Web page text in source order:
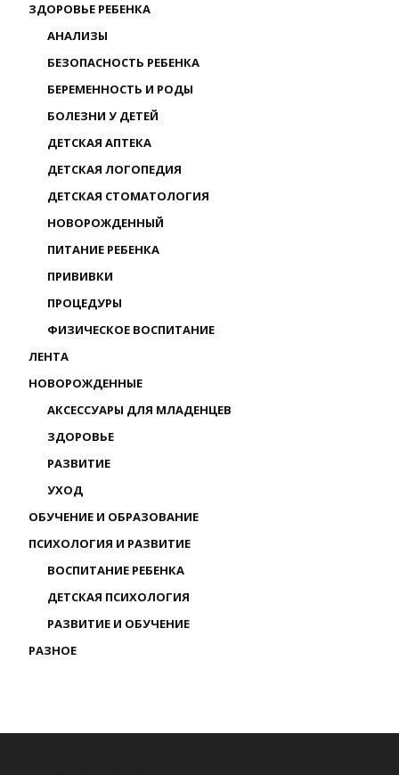
ЗДОРОВЬЕ РЕБЕНКА
АНАЛИЗЫ
БЕЗОПАСНОСТЬ РЕБЕНКА
БЕРЕМЕННОСТЬ И РОДЫ
БОЛЕЗНИ У ДЕТЕЙ
ДЕТСКАЯ АПТЕКА
ДЕТСКАЯ ЛОГОПЕДИЯ
ДЕТСКАЯ СТОМАТОЛОГИЯ
НОВОРОЖДЕННЫЙ
ПИТАНИЕ РЕБЕНКА
ПРИВИВКИ
ПРОЦЕДУРЫ
ФИЗИЧЕСКОЕ ВОСПИТАНИЕ
ЛЕНТА
НОВОРОЖДЕННЫЕ
АКСЕССУАРЫ ДЛЯ МЛАДЕНЦЕВ
ЗДОРОВЬЕ
РАЗВИТИЕ
УХОД
ОБУЧЕНИЕ И ОБРАЗОВАНИЕ
ПСИХОЛОГИЯ И РАЗВИТИЕ
ВОСПИТАНИЕ РЕБЕНКА
ДЕТСКАЯ ПСИХОЛОГИЯ
РАЗВИТИЕ И ОБУЧЕНИЕ
РАЗНОЕ